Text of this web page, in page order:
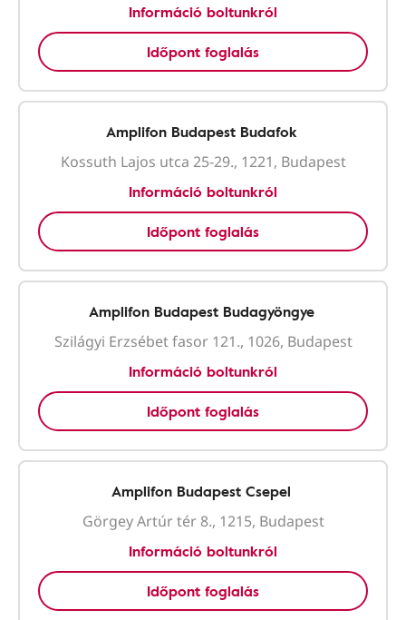
Információ boltunkról
Időpont foglalás
Amplifon Budapest Budafok
Kossuth Lajos utca 25-29., 1221, Budapest
Információ boltunkról
Időpont foglalás
Amplifon Budapest Budagyöngye
Szilágyi Erzsébet fasor 121., 1026, Budapest
Információ boltunkról
Időpont foglalás
Amplifon Budapest Csepel
Görgey Artúr tér 8., 1215, Budapest
Információ boltunkról
Időpont foglalás